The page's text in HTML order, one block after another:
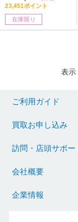
ore i7 /メモリ：16GB /
SSD：512GB /日本語
版キーボード /2022年1
2月モデル］
23,451ポイント
在庫限り
表示
ご利用ガイド
買取お申し込み
訪問・店頭サポー
会社概要
企業情報